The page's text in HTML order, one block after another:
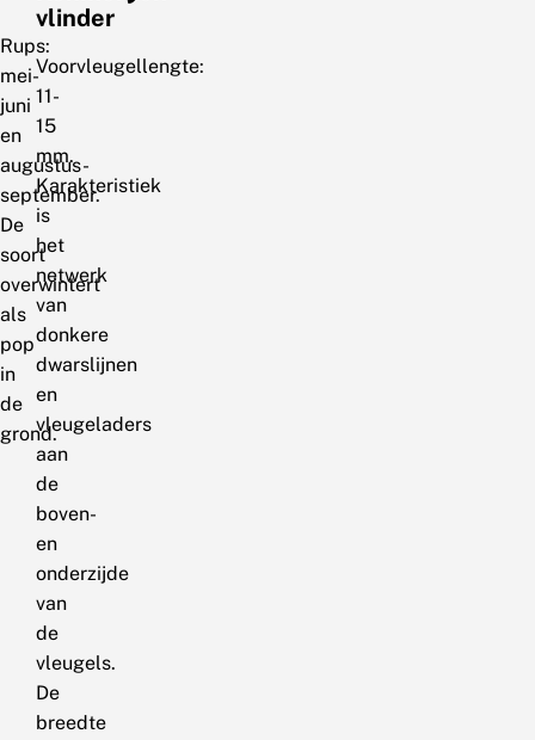
Rups:
mei-
juni
en
augustus-
september.
De
soort
overwintert
als
pop
in
de
grond.
vlinder
Voorvleugellengte:
11-
15
mm.
Karakteristiek
is
het
netwerk
van
donkere
dwarslijnen
en
vleugeladers
aan
de
boven-
en
onderzijde
van
de
vleugels.
De
breedte